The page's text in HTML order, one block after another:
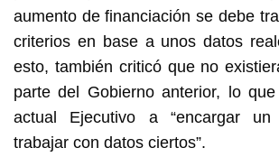
aumento de financiación se debe
criterios en base a unos datos
esto, también criticó que no
parte del Gobierno anterior, lo
actual Ejecutivo a “encargar
trabajar con datos ciertos”.